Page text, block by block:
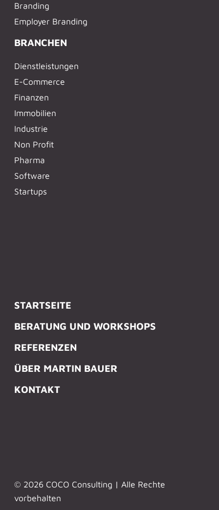
Branding
Employer Branding
BRANCHEN
Dienstleistungen
E-Commerce
Finanzen
Immobilien
Industrie
Non Profit
Pharma
Software
Startups
STARTSEITE
BERATUNG UND WORKSHOPS
REFERENZEN
ÜBER MARTIN BAUER
KONTAKT
© 2026 COCO Consulting | Alle Rechte
vorbehalten